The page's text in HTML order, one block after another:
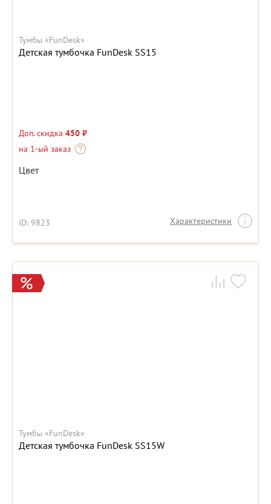
Тумбы «FunDesk»
Детская тумбочка FunDesk SS15
Доп. скидка 450 ₽
на 1-ый заказ
Цвет
ID: 9823 Характеристики
Тумбы «FunDesk»
Детская тумбочка FunDesk SS15W